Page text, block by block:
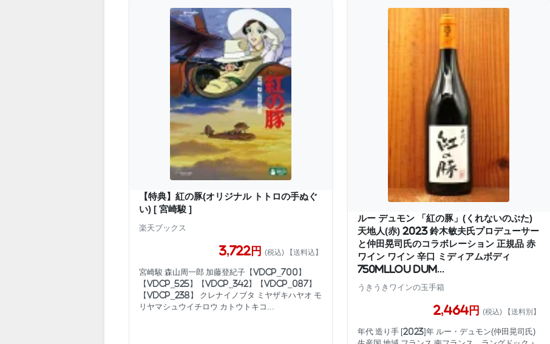
【特典】紅の豚(オリジナル トトロの手ぬぐ
い) [ 宮崎駿 ]
楽天ブックス
3,722円 (税込) 【送料込】
宮崎駿 森山周一郎 加藤登紀子【VDCP_700】
【VDCP_525】【VDCP_342】【VDCP_087】
【VDCP_238】 クレナイノブタ ミヤザキハヤオ モ
リヤマシュウイチロウ カトウトキコ...
ルー デュモン 「紅の豚」(くれないのぶた)
天地人(赤) 2023 鈴木敏夫氏プロデューサー
と仲田晃司氏のコラボレーション 正規品 赤
ワイン ワイン 辛口 ミディアムボディ
750mlLou Dum...
うきうきワインの玉手箱
2,464円 (税込) 【送料別】
年代 造り手 [2023]年 ルー・デュモン(仲田晃司氏)